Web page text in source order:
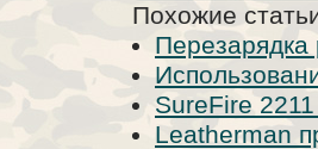
Похожие
SureFire
Leatherman